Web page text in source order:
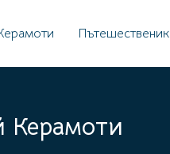
Пътешественик
Керамоти